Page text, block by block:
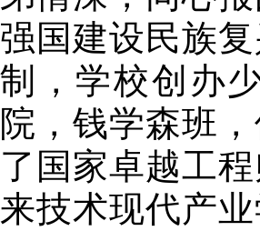
强国建设民族
制，学校创办
院，钱学森班
了国家卓越工
来技术现代产